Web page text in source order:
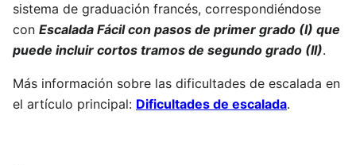
sistema de graduación francés, correspondiéndose
con Escalada Fácil con pasos de primer grado (I) que
puede incluir cortos tramos de segundo grado (II).
Más información sobre las dificultades de escalada en
el artículo principal: Dificultades de escalada.